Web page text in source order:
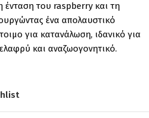
ένταση του raspberry και τη
ένα απολαυστικό
για κατανάλωση, ιδανικό για
και αναζωογονητικό.